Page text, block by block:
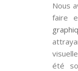
Nous
faire
été